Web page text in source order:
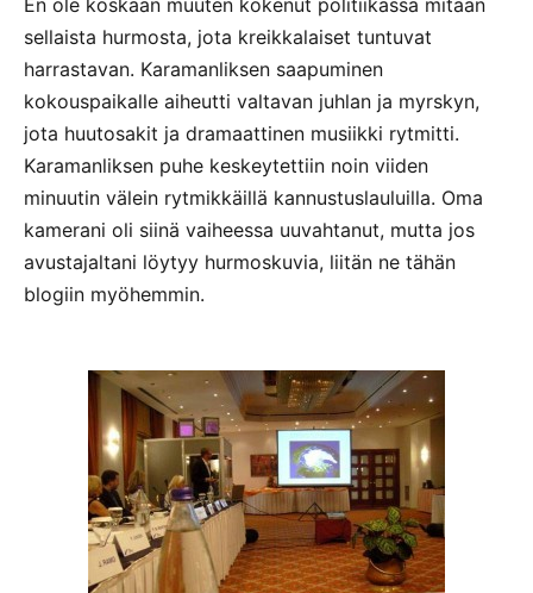
sellaista hurmosta, jota kreikkalaiset tuntuvat
harrastavan. Karamanliksen saapuminen
kokouspaikalle aiheutti valtavan juhlan ja myrskyn,
jota huutosakit ja dramaattinen musiikki rytmitti.
Karamanliksen puhe keskeytettiin noin viiden
minuutin välein rytmikkäillä kannustuslauluilla. Oma
kamerani oli siinä vaiheessa uuvahtanut, mutta jos
avustajaltani löytyy hurmoskuvia, liitän ne tähän
blogiin myöhemmin.